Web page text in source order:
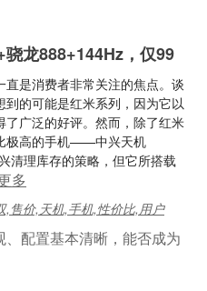
龙888+144Hz，仅99
是消费者非常关注的焦点。谈
的可能是红米系列，因为它以
广泛的好评。然而，除了红米
极高的手机——中兴天机
清理库存的策略，但它所搭载
多
,售价,天机,手机,性价比,用户